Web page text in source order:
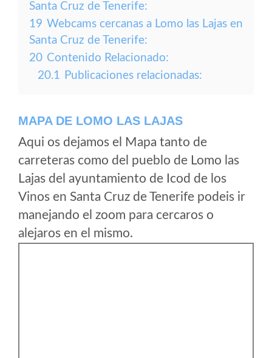
Santa Cruz de Tenerife:
19 Webcams cercanas a Lomo las Lajas en
Santa Cruz de Tenerife:
20 Contenido Relacionado:
20.1 Publicaciones relacionadas:
MAPA DE LOMO LAS LAJAS
Aqui os dejamos el Mapa tanto de
carreteras como del pueblo de Lomo las
Lajas del ayuntamiento de Icod de los
Vinos en Santa Cruz de Tenerife podeis ir
manejando el zoom para cercaros o
alejaros en el mismo.